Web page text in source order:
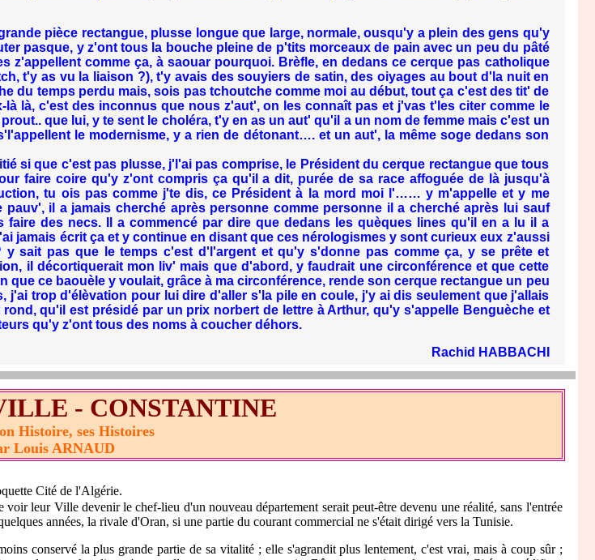
pièce rectangue, plusse longue que large, normale, ousqu'y a plein des gens qu'y
pasque, y z'ont tous la bouche pleine de p'tits morceaux de pain avec un peu du pâté
comme ça, à saouar pourquoi. Brèfle, en dedans ce cerque pas catholique
t'y as vu la liaison ?), t'y avais des souyiers de satin, des oiyages au bout d'la nuit en
du temps perdu mais, sois pas tchoutche comme moi au début, tout ça c'est des tit' de
là, c'est des inconnus que nous z'aut', on les connaît pas et j'vas t'les citer comme le
que lui, y te sent le choléra, t'y en as un aut' qu'il a un nom de femme mais c'est un
le modernisme, y a rien de détonant…. et un aut', la même soge dedans son
que c'est pas plusse, j'l'ai pas comprise, le Président du cerque rectangue que tous
faire coire qu'y z'ont compris ça qu'il a dit, purée de sa race affoguée de là jusqu'à
tu ois pas comme j'te dis, ce Président à la mord moi l'…… y m'appelle et y me
il a jamais cherché après personne comme personne il a cherché après lui sauf
des necs. Il a commencé par dire que dedans les quèques lines qu'il en a lu il a
jamais écrit ça et y continue en disant que ces nérologismes y sont curieux eux z'aussi
sait pas que le temps c'est d'l'argent et qu'y s'donne pas comme ça, y se prête et
il décortiquerait mon liv' mais que d'abord, y faudrait une circonférence et que cette
ce baouèle y voulait, grâce à ma circonférence, rende son cerque rectangue un peu
trop d'élèvation pour lui dire d'aller s'la pile en coule, j'y ai dis seulement que j'allais
qu'il est présidé par un prix norbert de lettre à Arthur, qu'y s'appelle Benguèche et
qu'y z'ont tous des noms à coucher déhors.
Rachid HABBACHI
- CONSTANTINE
Histoire, ses Histoires
Louis ARNAUD
Cité de l'Algérie.
leur Ville devenir le chef-lieu d'un nouveau département serait peut-être devenu une réalité, sans l'entrée
années, la rivale d'Oran, si une partie du courant commercial ne s'était dirigé vers la Tunisie.
la plus grande partie de sa vitalité ; elle s'agrandit plus lentement, c'est vrai, mais à coup sûr ;